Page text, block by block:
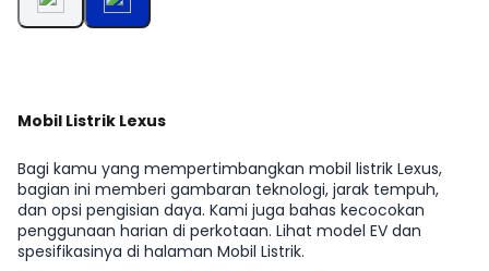
Mobil Listrik Lexus
Bagi kamu yang mempertimbangkan mobil listrik Lexus,
bagian ini memberi gambaran teknologi, jarak tempuh,
dan opsi pengisian daya. Kami juga bahas kecocokan
penggunaan harian di perkotaan. Lihat model EV dan
spesifikasinya di halaman Mobil Listrik.